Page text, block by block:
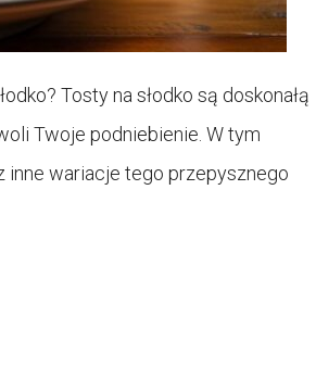
Tosty na słodko są doskonałą
Twoje podniebienie. W tym
inne wariacje tego przepysznego